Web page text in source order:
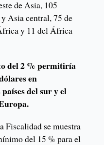
de Asia, 105
Asia central, 75 de
y 11 del África
del 2 % permitiría
en
del sur y el
Fiscalidad se muestra
del 15 % para el